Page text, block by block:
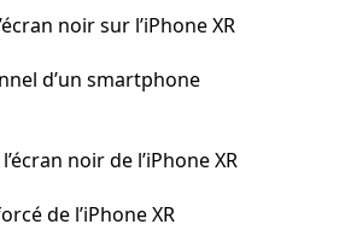
noir sur l’iPhone XR
d’un smartphone
noir de l’iPhone XR
de l’iPhone XR